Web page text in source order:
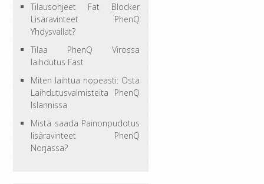
Tilausohjeet Fat Blocker
Lisäravinteet PhenQ
Yhdysvallat?
Tilaa PhenQ Virossa
laihdutus Fast
Miten laihtua nopeasti: Osta
Laihdutusvalmisteita PhenQ
Islannissa
Mistä saada Painonpudotus
lisäravinteet PhenQ
Norjassa?